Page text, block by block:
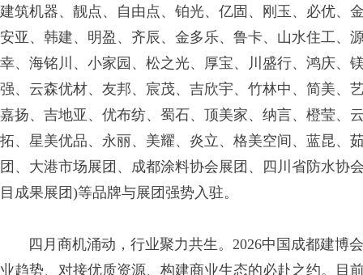
建筑机器、靓点、自由点、铂光、亿固、刚玉、必优、
安亚、韩建、明盈、齐辰、金多乐、鲁卡、山水住工、
幸、海铭川、小家园、松之光、厚宝、川盛行、鸿庆、
强、云森优材、友邦、宸茂、吉欣宇、竹林中、简美、
嘉扬、吉地亚、优布纺、蜀石、顶美家、纳言、橙莹、
拓、星美优品、永丽、美耀、炎立、格美空间、蓝昆、
团、大港市场展团、成都涂料协会展团、四川省防水协
目成果展团)等品牌与展团强势入驻。
四月商机涌动，行业聚力共生。2026中国成都建博
业趋势、对接优质资源、构建商业生态的必赴之约。目